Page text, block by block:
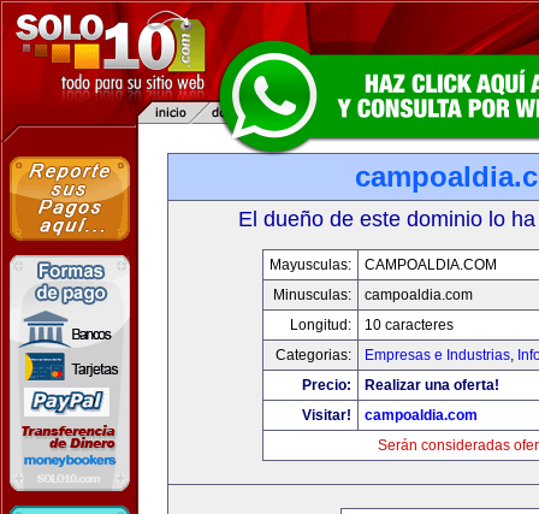
El dueño de este dominio lo
Mayusculas:
CAMPOALDIA.COM
Minusculas:
campoaldia.com
Longitud:
10 caracteres
Categorias:
Empresas e Industrias,
Precio:
Realizar una oferta!
Visitar!
campoaldia.com
Serán consideradas